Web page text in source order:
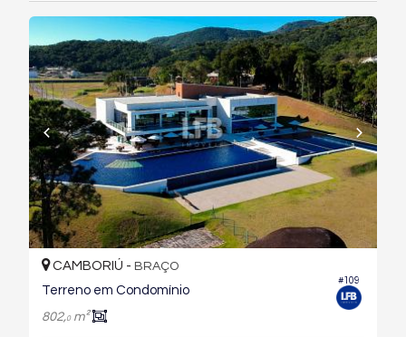
#109
CAMBORIÚ - BRAÇO
Terreno em Condomínio
802,0m²